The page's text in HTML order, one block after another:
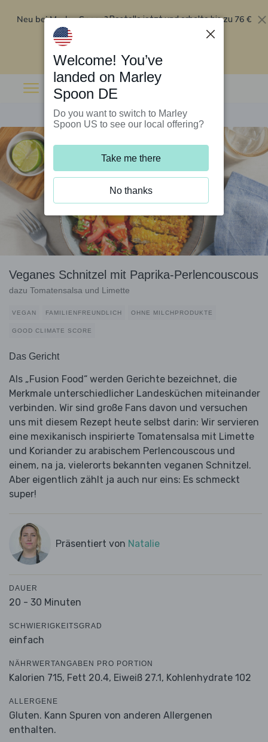
Neu bei Marley Spoon?Bestelle jetzt und erhalte bis zu 76 €
Rabatt auf deine ersten fünf Boxen
Veganes Schnitzel mit Paprika-Perlencouscous
dazu Tomatensalsa und Limette
VEGAN FAMILIENFREUNDLICH OHNE MILCHPRODUKTE
GOOD CLIMATE SCORE
Das Gericht
Als „Fusion Food“ werden Gerichte bezeichnet, die
Merkmale unterschiedlicher Landesküchen miteinander
verbinden. Wir sind große Fans davon und versuchen
uns mit diesem Rezept heute selbst darin: Wir servieren
eine mexikanisch inspirierte Tomatensalsa mit Limette
und Koriander zu arabischem Perlencouscous und
einem, na ja, vielerorts bekannten veganen Schnitzel.
Aber eigentlich zählt ja auch nur eins: Es schmeckt
super!
Präsentiert von Natalie
DAUER
20 - 30 Minuten
SCHWIERIGKEITSGRAD
einfach
NÄHRWERTANGABEN PRO PORTION
Kalorien 715, Fett 20.4, Eiweiß 27.1, Kohlenhydrate 102
ALLERGENE
Gluten. Kann Spuren von anderen Allergenen
enthalten.
Welcome! You’ve
landed on Marley
Spoon DE
Do you want to switch to Marley
Spoon US to see our local offering?
Take me there
No thanks